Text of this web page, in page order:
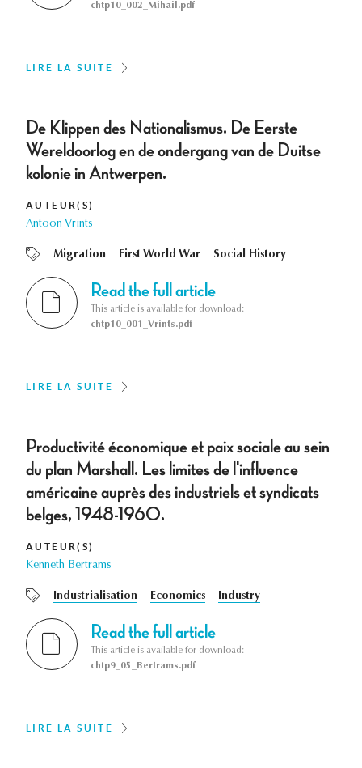
chtp10_002_Mihail.pdf
LIRE LA SUITE
De Klippen des Nationalismus. De Eerste
Wereldoorlog en de ondergang van de Duitse
kolonie in Antwerpen.
AUTEUR(S)
Antoon Vrints
Migration First World War Social History
Read the full article
This article is available for download:
chtp10_001_Vrints.pdf
LIRE LA SUITE
Productivité économique et paix sociale au sein
du plan Marshall. Les limites de l'influence
américaine auprès des industriels et syndicats
belges, 1948-1960.
AUTEUR(S)
Kenneth Bertrams
Industrialisation Economics Industry
Read the full article
This article is available for download:
chtp9_05_Bertrams.pdf
LIRE LA SUITE